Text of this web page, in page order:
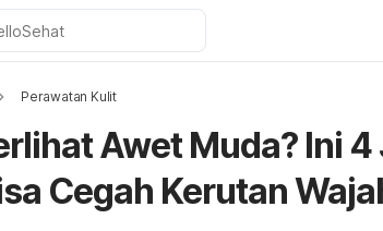
Perawatan Kulit
Awet Muda? Ini
Cegah Kerutan